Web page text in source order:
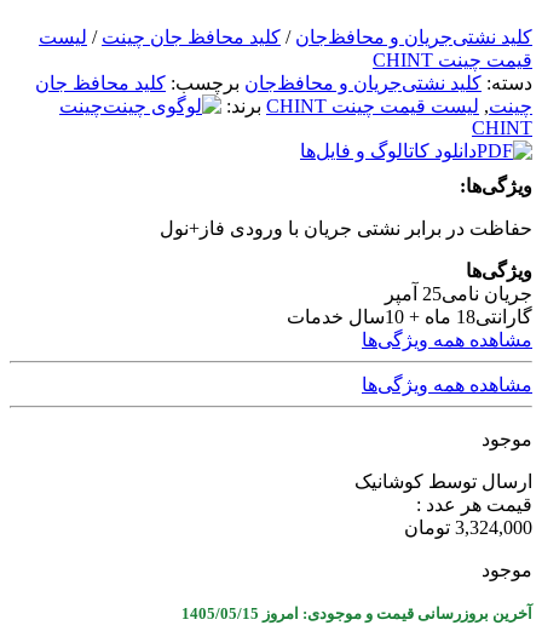
کلید نشتی‌جریان و محافظ‌جان / کلید محافظ جان چینت / لیست
قیمت چینت CHINT
دسته: کلید نشتی‌جریان و محافظ‌جان برچسب: کلید محافظ جان
چینت, لیست قیمت چینت CHINT برند:
چینت
CHINT
دانلود کاتالوگ و فایل‌ها
ویژگی‌ها:
حفاظت در برابر نشتی جریان با ورودی فاز+نول
ویژگی‌ها
جریان نامی25 آمپر
گارانتی18 ماه + 10سال خدمات
مشاهده همه ویژگی‌ها
مشاهده همه ویژگی‌ها
موجود
ارسال توسط کوشانیک
قیمت هر عدد :
3,324,000 تومان
موجود
آخرین بروزرسانی قیمت و موجودی: امروز 1405/05/15